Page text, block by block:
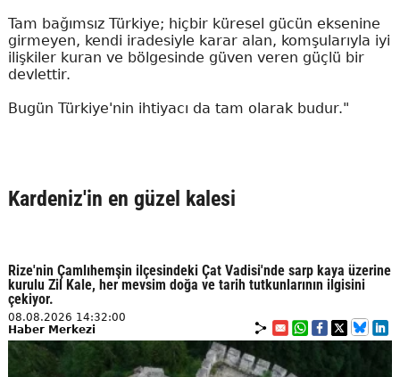
Tam bağımsız Türkiye; hiçbir küresel gücün eksenine
girmeyen, kendi iradesiyle karar alan, komşularıyla iyi
ilişkiler kuran ve bölgesinde güven veren güçlü bir
devlettir.
Bugün Türkiye'nin ihtiyacı da tam olarak budur."
Kardeniz'in en güzel kalesi
Rize'nin Çamlıhemşin ilçesindeki Çat Vadisi'nde sarp kaya üzerine
kurulu Zil Kale, her mevsim doğa ve tarih tutkunlarının ilgisini
çekiyor.
08.08.2026 14:32:00
Haber Merkezi